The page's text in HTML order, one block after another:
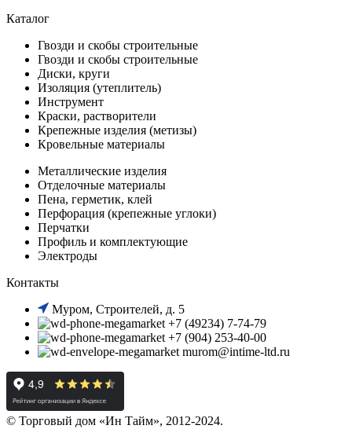
Каталог
Гвозди и скобы строительные
Гвозди и скобы строительные
Диски, круги
Изоляция (утеплитель)
Инструмент
Краски, растворители
Крепежные изделия (метизы)
Кровельные материалы
Металлические изделия
Отделочные материалы
Пена, герметик, клей
Перфорация (крепежные углоки)
Перчатки
Профиль и комплектующие
Электроды
Контакты
Муром, Строителей, д. 5
+7 (49234) 7-74-79
+7 (904) 253-40-00
murom@intime-ltd.ru
© Торговый дом «Ин Тайм», 2012-2024.